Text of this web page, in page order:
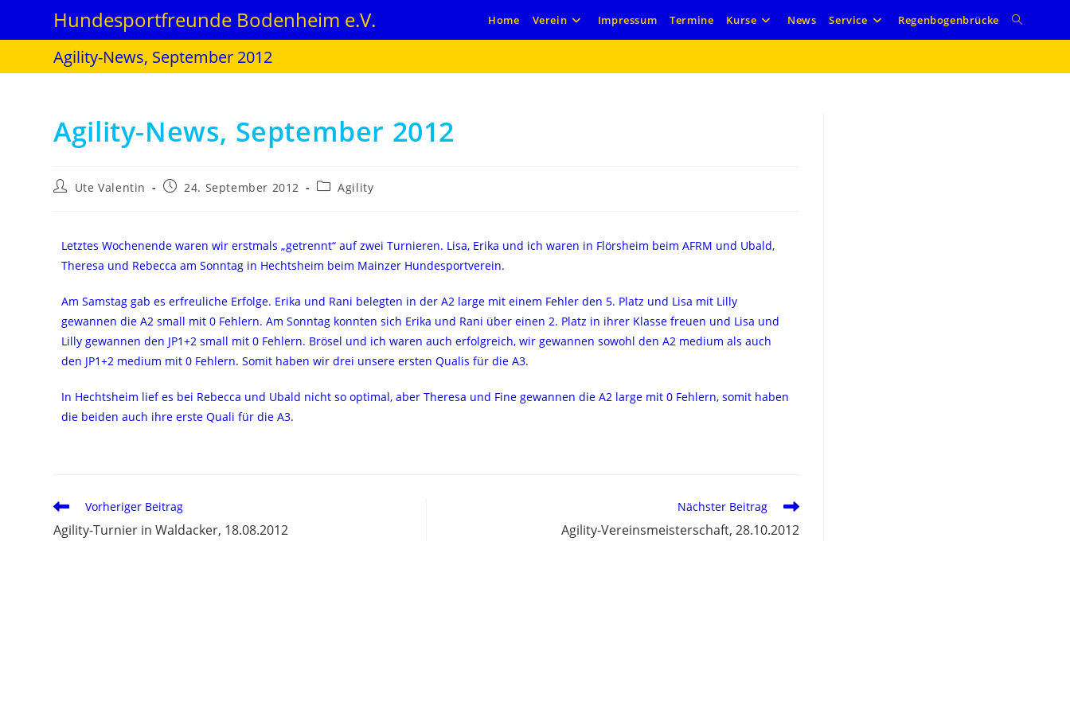
Hundesportfreunde Bodenheim e.V. Home Verein Impressum Termine Kurse News Service Regenbogenbrücke
Agility-News, September 2012
Agility-News, September 2012
Ute Valentin 24. September 2012 Agility
Letztes Wochenende waren wir erstmals „getrennt“ auf zwei Turnieren. Lisa, Erika und ich waren in Flörsheim beim AFRM und Ubald,
Theresa und Rebecca am Sonntag in Hechtsheim beim Mainzer Hundesportverein.
Am Samstag gab es erfreuliche Erfolge. Erika und Rani belegten in der A2 large mit einem Fehler den 5. Platz und Lisa mit Lilly
gewannen die A2 small mit 0 Fehlern. Am Sonntag konnten sich Erika und Rani über einen 2. Platz in ihrer Klasse freuen und Lisa und
Lilly gewannen den JP1+2 small mit 0 Fehlern. Brösel und ich waren auch erfolgreich, wir gewannen sowohl den A2 medium als auch
den JP1+2 medium mit 0 Fehlern. Somit haben wir drei unsere ersten Qualis für die A3.
In Hechtsheim lief es bei Rebecca und Ubald nicht so optimal, aber Theresa und Fine gewannen die A2 large mit 0 Fehlern, somit haben
die beiden auch ihre erste Quali für die A3.
Vorheriger Beitrag
Agility-Turnier in Waldacker, 18.08.2012
Nächster Beitrag
Agility-Vereinsmeisterschaft, 28.10.2012